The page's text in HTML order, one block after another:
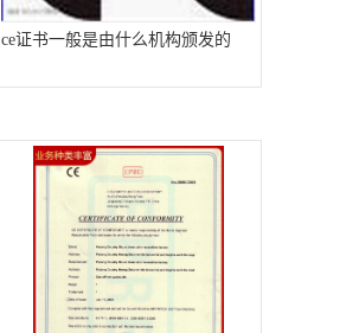
ce证书一般是由什么机构颁发的